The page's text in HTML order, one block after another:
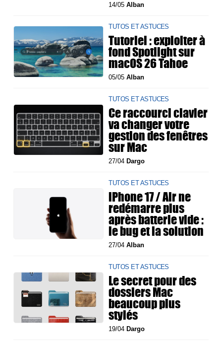
14/05Alban
TUTOS ET ASTUCES
Tutoriel : exploiter à
fond Spotlight sur
macOS 26 Tahoe
05/05Alban
TUTOS ET ASTUCES
Ce raccourci clavier
va changer votre
gestion des fenêtres
sur Mac
27/04Dargo
TUTOS ET ASTUCES
iPhone 17 / Air ne
redémarre plus
après batterie vide :
le bug et la solution
27/04Alban
TUTOS ET ASTUCES
Le secret pour des
dossiers Mac
beaucoup plus
stylés
19/04Dargo